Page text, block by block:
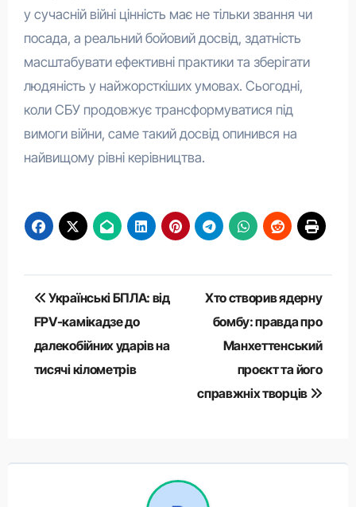
у сучасній війні цінність має не тільки звання чи
посада, а реальний бойовий досвід, здатність
масштабувати ефективні практики та зберігати
людяність у найжорсткіших умовах. Сьогодні,
коли СБУ продовжує трансформуватися під
вимоги війни, саме такий досвід опинився на
найвищому рівні керівництва.
Навігація
записів
Українські БПЛА: від
FPV-камікадзе до
далекобійних ударів на
тисячі кілометрів
Хто створив ядерну
бомбу: правда про
Манхеттенський
проєкт та його
справжніх творців